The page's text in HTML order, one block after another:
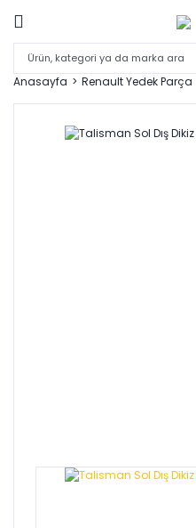
Anasayfa Renault Yedek Parça